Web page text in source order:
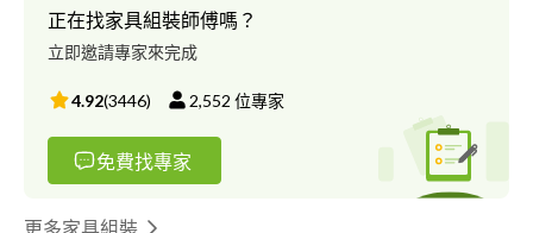
正在找家具組裝師傅嗎？
立即邀請專家來完成
4.92(3446) 2,552 位專家
免費找專家
更多家具組裝